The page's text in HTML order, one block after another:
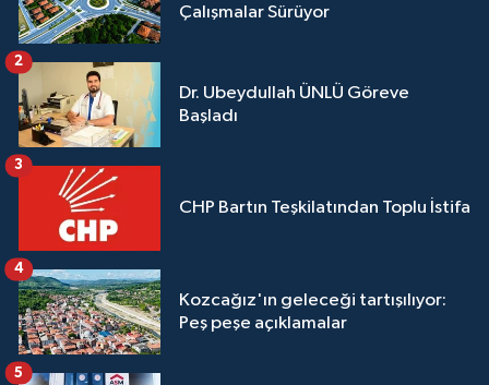
Çalışmalar Sürüyor
Dr. Ubeydullah ÜNLÜ Göreve
Başladı
2
CHP Bartın Teşkilatından Toplu İstifa
3
Kozcağız'ın geleceği tartışılıyor:
Peş peşe açıklamalar
4
5